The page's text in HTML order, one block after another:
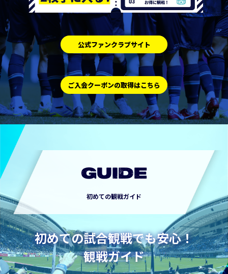
公式ファンクラブサイト
ご入会クーポンの取得はこちら
GUIDE
初めての観戦ガイド
初めての試合観戦でも安心！
観戦ガイド